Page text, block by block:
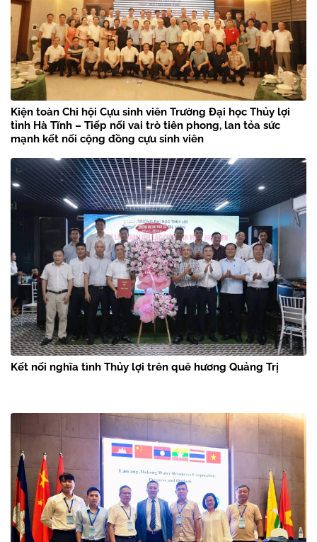
Kiện toàn Chi hội Cựu sinh viên Trường Đại học Thủy lợi
tỉnh Hà Tĩnh – Tiếp nối vai trò tiên phong, lan tỏa sức
mạnh kết nối cộng đồng cựu sinh viên
Kết nối nghĩa tình Thủy lợi trên quê hương Quảng Trị